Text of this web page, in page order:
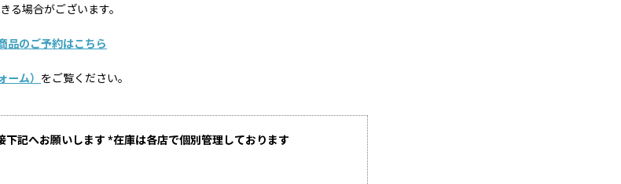
る場合がございます。
品のご予約はこちら
ーム） をご覧ください。
下記へお願いします *在庫は各店で個別管理しております